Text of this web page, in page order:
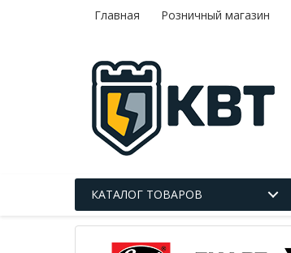
Главная Розничный магазин
КАТАЛОГ ТОВАРОВ